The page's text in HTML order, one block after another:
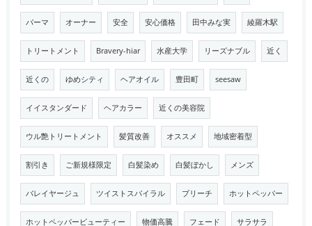
パーマ オーナー 安全 安心価格 田中みな実 綾羅木駅
トリートメント Bravery-hiar 水産大学 リーズナブル 近く
近くの ゆめシティ ヘアオイル 豊田町 seesaw
イイスタンダード ヘアカラー 近くの美容院
ウル艶トリートメント 髪質改善 オススメ 地域密着型
割引き ご新規様限定 白髪染め 白髪ぼかし メンズ
バレイヤージュ ツイストスパイラル ブリーチ ホットペッパー
ホットペッパービューティー 物価高騰 フェード サラサラ